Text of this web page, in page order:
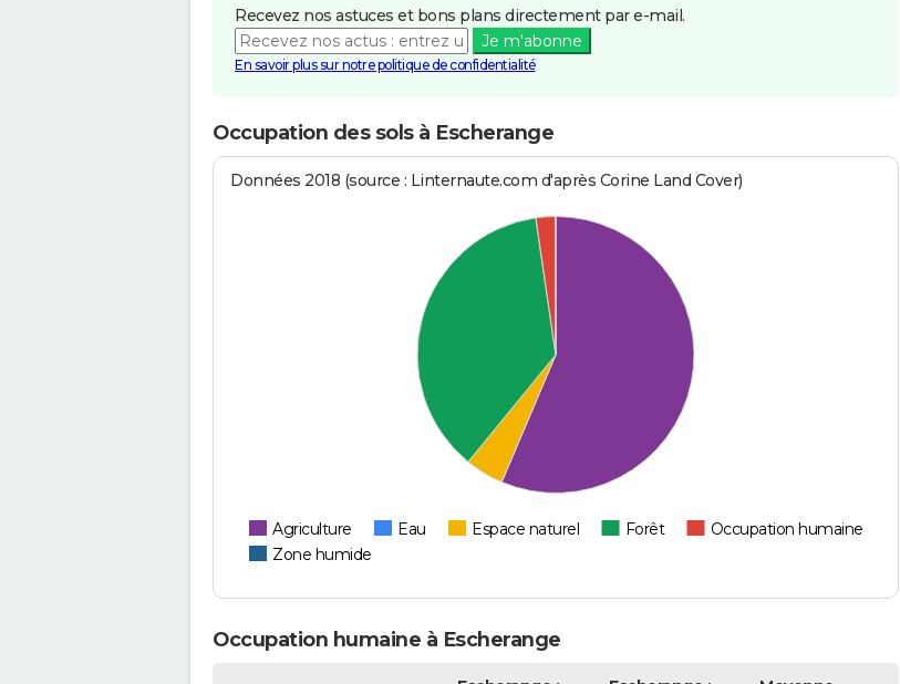
Recevez nos astuces et bons plans directement par e-mail.
Je m'abonne
En savoir plus sur notre politique de confidentialité
Occupation des sols à Escherange
Données 2018 (source : Linternaute.com d'après Corine Land Cover)
Agriculture Eau Espace naturel Forêt
Occupation humaine
Zone humide
Occupation humaine à Escherange